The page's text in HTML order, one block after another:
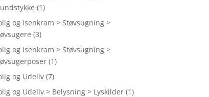
(1)
og Isenkram > Støvsugning >
(3)
og Isenkram > Støvsugning >
(1)
og Udeliv (7)
og Udeliv > Belysning > Lyskilder (1)